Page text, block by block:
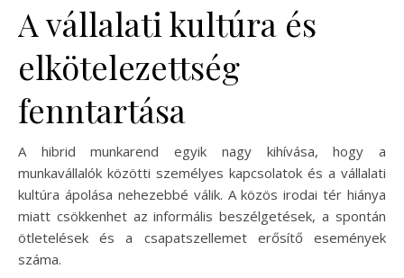
A vállalati kultúra és
elkötelezettség
fenntartása
A hibrid munkarend egyik nagy kihívása, hogy a
munkavállalók közötti személyes kapcsolatok és a vállalati
kultúra ápolása nehezebbé válik. A közös irodai tér hiánya
miatt csökkenhet az informális beszélgetések, a spontán
ötletelések és a csapatszellemet erősítő események
száma.